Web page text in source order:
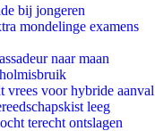
bij jongeren
mondelinge examens
naar maan
voor hybride aanval
leeg
terecht ontslagen